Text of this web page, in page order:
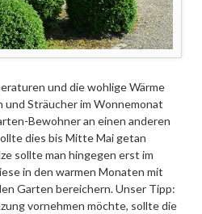
und die wohlige Wärme
Sträucher im Wonnemonat
Bewohner an einen anderen
dies bis Mitte Mai getan
sollte man hingegen erst im
in den warmen Monaten mit
Garten bereichern. Unser Tipp:
vornehmen möchte, sollte die